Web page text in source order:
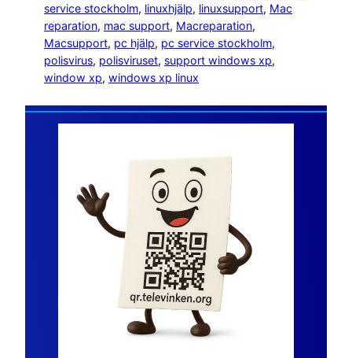
service stockholm, linuxhjälp, linuxsupport, Mac
reparation, mac support, Macreparation
Macsupport, pc hjälp, pc service stockholm
polisvirus, polisviruset, support windows xp
window xp, windows xp linux